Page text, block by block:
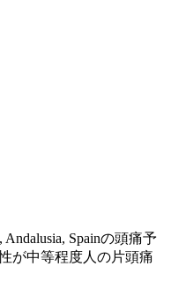
Spainの頭痛予
が中等程度人の片頭痛